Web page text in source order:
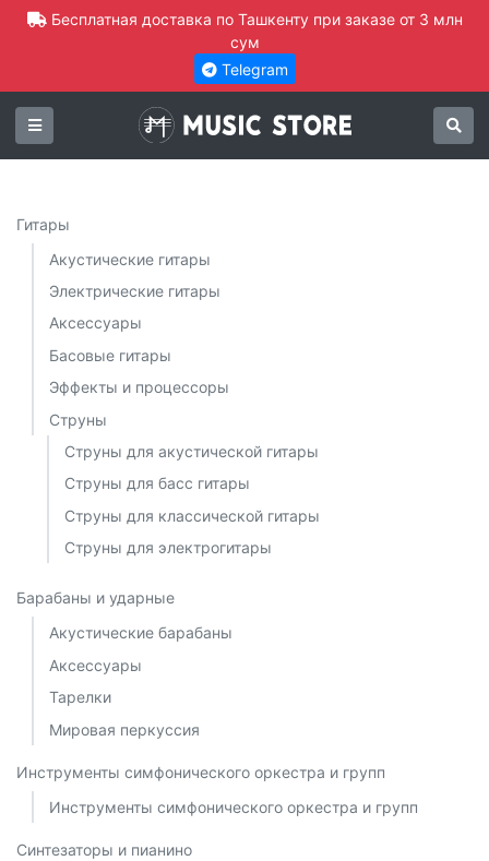
Бесплатная доставка по Ташкенту при заказе от 3 млн
сум
Telegram
Гитары
Акустические гитары
Электрические гитары
Аксессуары
Басовые гитары
Эффекты и процессоры
Струны
Струны для акустической гитары
Струны для басс гитары
Струны для классической гитары
Струны для электрогитары
Барабаны и ударные
Акустические барабаны
Аксессуары
Тарелки
Мировая перкуссия
Инструменты симфонического оркестра и групп
Инструменты симфонического оркестра и групп
Синтезаторы и пианино